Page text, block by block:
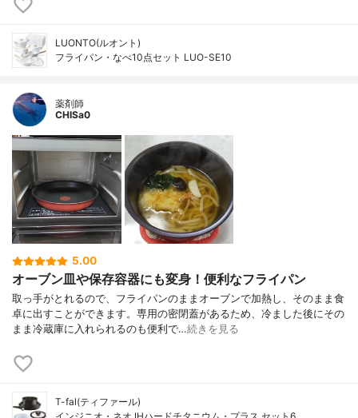
LUONTO(ルオント)
フライパン・なべ10点セット LUO-SE10
薬剤師
CHISa0
5.00
オーブン皿や保存容器にも変身！便利なフライパン
取っ手がとれるので、フライパンのままオーブンで加熱し、そのまま食
卓に出すことができます。専用の密閉蓋があるため、冷ました後にその
まま冷蔵庫に入れられるのも便利で…続きを見る
T-fal(ティファール)